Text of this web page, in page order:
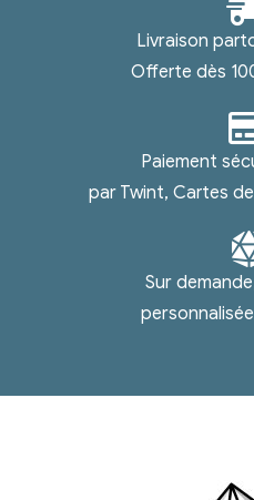
Livraison
Offerte dès
Paiement
par Twint, Cartes
Sur